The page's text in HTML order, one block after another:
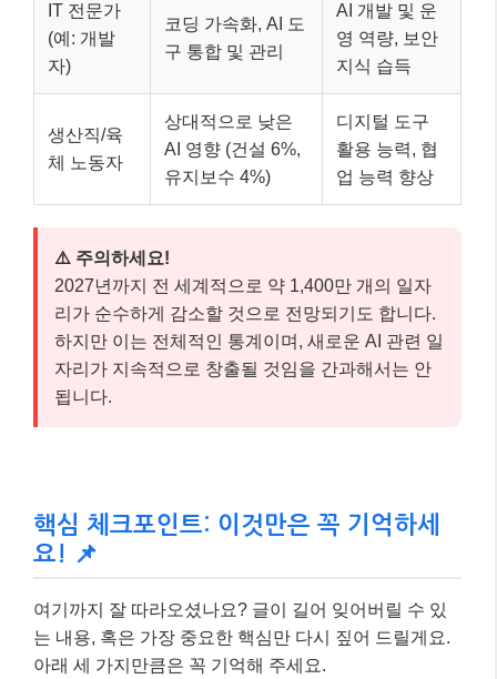
IT 전문가
(예: 개발
자)
코딩 가속화, AI 도
구 통합 및 관리
AI 개발 및 운
영 역량, 보안
지식 습득
생산직/육
체 노동자
상대적으로 낮은
AI 영향 (건설 6%,
유지보수 4%)
디지털 도구
활용 능력, 협
업 능력 향상
⚠️ 주의하세요!
2027년까지 전 세계적으로 약 1,400만 개의 일자
리가 순수하게 감소할 것으로 전망되기도 합니다.
하지만 이는 전체적인 통계이며, 새로운 AI 관련 일
자리가 지속적으로 창출될 것임을 간과해서는 안
됩니다.
핵심 체크포인트: 이것만은 꼭 기억하세
요! 📌
여기까지 잘 따라오셨나요? 글이 길어 잊어버릴 수 있
는 내용, 혹은 가장 중요한 핵심만 다시 짚어 드릴게요.
아래 세 가지만큼은 꼭 기억해 주세요.